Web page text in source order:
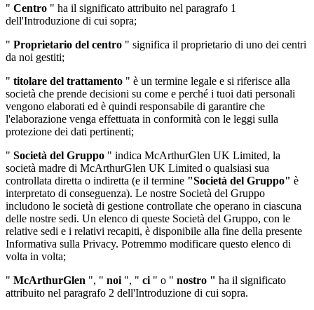
" Centro " ha il significato attribuito nel paragrafo 1
dell'Introduzione di cui sopra;
" Proprietario del centro " significa il proprietario di uno dei centri
da noi gestiti;
" titolare del trattamento " è un termine legale e si riferisce alla
società che prende decisioni su come e perché i tuoi dati personali
vengono elaborati ed è quindi responsabile di garantire che
l'elaborazione venga effettuata in conformità con le leggi sulla
protezione dei dati pertinenti;
" Società del Gruppo " indica McArthurGlen UK Limited, la
società madre di McArthurGlen UK Limited o qualsiasi sua
controllata diretta o indiretta (e il termine "Società del Gruppo" è
interpretato di conseguenza). Le nostre Società del Gruppo
includono le società di gestione controllate che operano in ciascuna
delle nostre sedi. Un elenco di queste Società del Gruppo, con le
relative sedi e i relativi recapiti, è disponibile alla fine della presente
Informativa sulla Privacy. Potremmo modificare questo elenco di
volta in volta;
" McArthurGlen ", " noi", " ci" o " nostro " ha il significato
attribuito nel paragrafo 2 dell'Introduzione di cui sopra.